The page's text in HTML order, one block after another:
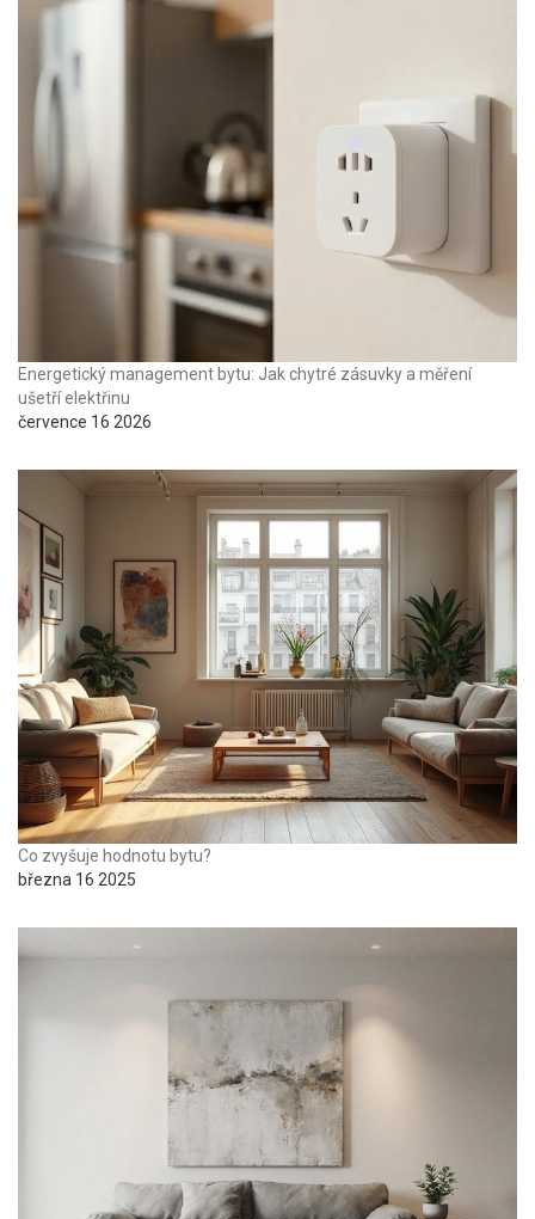
Energetický management bytu: Jak chytré zásuvky a měření
ušetří elektřinu
července 16 2026
Co zvyšuje hodnotu bytu?
března 16 2025